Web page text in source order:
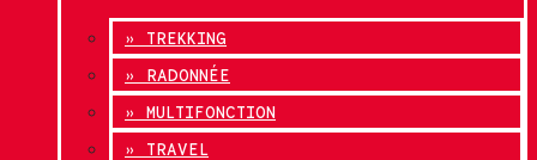
» TREKKING
» RADONNÉE
» MULTIFONCTION
» TRAVEL